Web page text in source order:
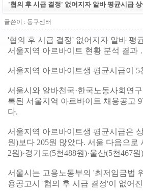
'협의 후 시급 결정' 없어지자 알바 평균시급
글쓴이 : 동구센터
'협의 후 시급 결정' 없어지자 알바 평
서울지역 아르바이트 현황 분석 결
서울지역 아르바이트생 평균시급이
서울시와 알바천국·한국노동사회연
록된 서울지역 아르바이트 채용공고
다.
서울지역 아르바이트생 평균시급은
원)보다 205원 많았다. 서울 다음으로
2원)·경기도(5천488원)·울산(5천467
서울시는 고용노동부의 '최저임금법
용공고시 '협의 후 시급 결정'이 없어